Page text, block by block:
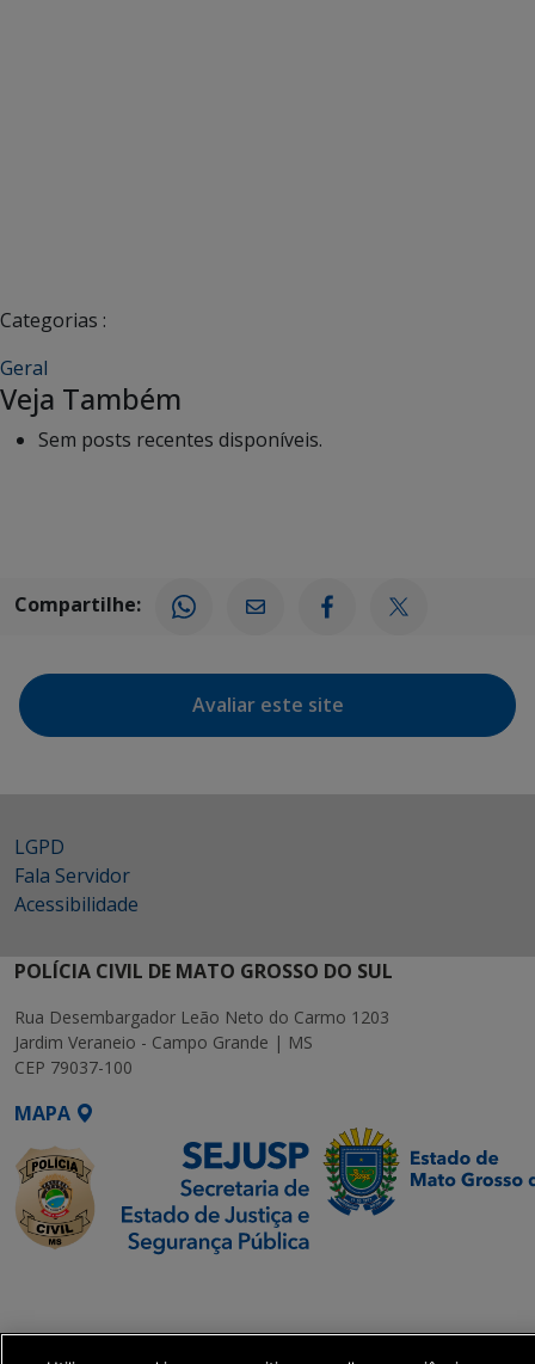
Categorias :
Geral
Veja Também
Sem posts recentes disponíveis.
Compartilhe:
Avaliar este site
LGPD
Fala Servidor
Acessibilidade
POLÍCIA CIVIL DE MATO GROSSO DO SUL
Rua Desembargador Leão Neto do Carmo 1203
Jardim Veraneio - Campo Grande | MS
CEP 79037-100
MAPA
Transformação Digital